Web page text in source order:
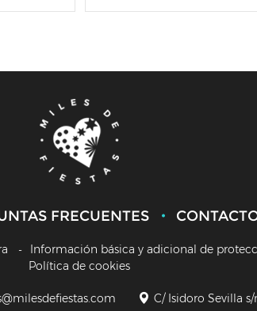
FRECUENTES
Información básica y adicional de
Política de cookies
C/ Isidoro Sevilla